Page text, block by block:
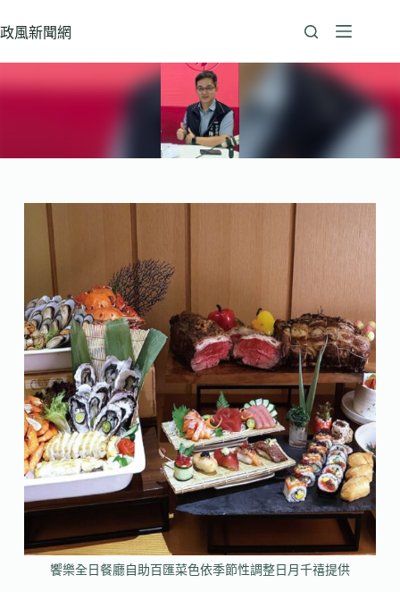
至
政風新聞網
饗樂全日餐廳自助百匯菜色依季節性調整日月千禧提供